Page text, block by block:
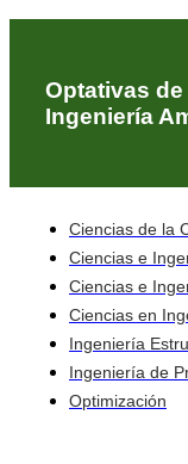
Optativas
Ingeniería
Ciencias de la
Ciencias e
Ciencias e
Ciencias en
Ingeniería
Ingeniería de
Optimización